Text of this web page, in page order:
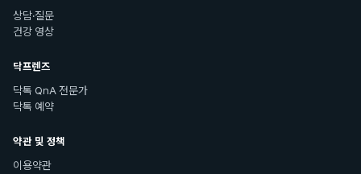
상담·질문
건강 영상
닥프렌즈
닥톡 QnA 전문가
닥톡 예약
약관 및 정책
이용약관